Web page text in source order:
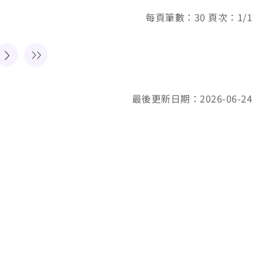
每頁筆數：30 頁次：1/1
最後更新日期：2026-06-24